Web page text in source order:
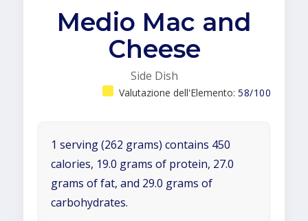
Medio Mac and
Cheese
Side Dish
Valutazione dell'Elemento: 58/100
1 serving (262 grams) contains 450
calories, 19.0 grams of protein, 27.0
grams of fat, and 29.0 grams of
carbohydrates.